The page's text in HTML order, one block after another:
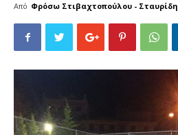
Από Φρόσω Στιβαχτοπούλου - Σταυρίδη